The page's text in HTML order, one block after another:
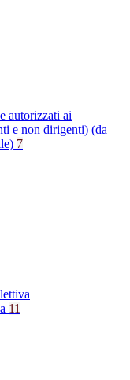
autorizzati ai
e non dirigenti) (da
7
11